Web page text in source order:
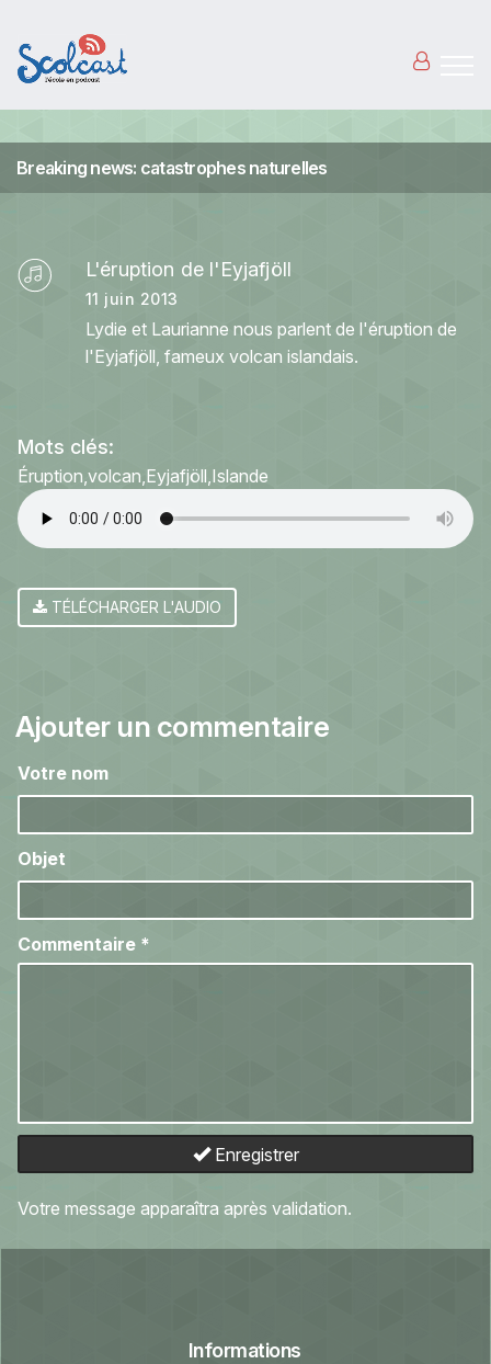
Breaking news: catastrophes naturelles
L'éruption de l'Eyjafjöll
11 juin 2013
Lydie et Laurianne nous parlent de l'éruption de
l'Eyjafjöll, fameux volcan islandais.
Mots clés:
Éruption volcan Eyjafjöll Islande
TÉLÉCHARGER L'AUDIO
Ajouter un commentaire
Votre nom
Objet
Commentaire *
Enregistrer
Votre message apparaîtra après validation.
Informations